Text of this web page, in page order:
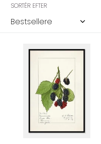
t
o
:
SORTÉR EFTER
brombær